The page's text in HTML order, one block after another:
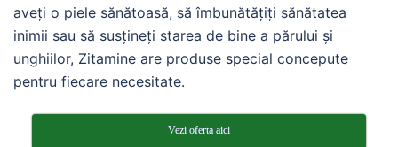
aveți o piele sănătoasă, să îmbunătățiți sănătatea
inimii sau să susțineți starea de bine a părului și
unghiilor, Zitamine are produse special concepute
pentru fiecare necesitate.
Vezi oferta aici